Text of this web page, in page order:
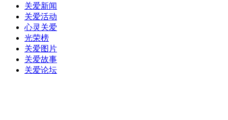
关爱新闻
关爱活动
心灵关爱
光荣榜
关爱图片
关爱故事
关爱论坛